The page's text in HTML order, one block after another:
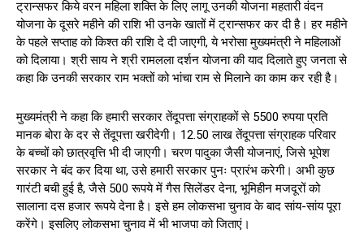
ट्रान्सफर किये वरन महिला शक्ति के लिए लागू उनकी योजना महतारी वंदन
योजना के दूसरे महीने की राशि भी उनके खातों में ट्रान्सफर कर दी है। हर महीने
के पहले सप्ताह को किश्त की राशि दे दी जाएगी, ये भरोसा मुख्यमंत्री ने महिलाओं
को दिलाया। श्री साय ने श्री रामलला दर्शन योजना की याद दिलाते हुए जनता से
कहा कि उनकी सरकार राम भक्तों को भांचा राम से मिलाने का काम कर रही है।
मुख्यमंत्री ने कहा कि हमारी सरकार तेंदूपत्ता संग्राहकों से 5500 रुपया प्रति
मानक बोरा के दर से तेंदूपत्ता खरीदेगी। 12.50 लाख तेंदूपत्ता संग्राहक परिवार
के बच्चों को छात्रवृत्ति भी दी जाएगी। चरण पादुका जैसी योजनाएं, जिसे भूपेश
सरकार ने बंद कर दिया था, उसे हमारी सरकार पुनः प्रारंभ करेगी। अभी कुछ
गारंटी बची हुई है, जैसे 500 रूपये में गैस सिलेंडर देना, भूमिहीन मजदूरों को
सालाना दस हजार रूपये देना है। इसे हम लोकसभा चुनाव के बाद सांय-सांय पूरा
करेंगे। इसलिए लोकसभा चुनाव में भी भाजपा को जिताएं।